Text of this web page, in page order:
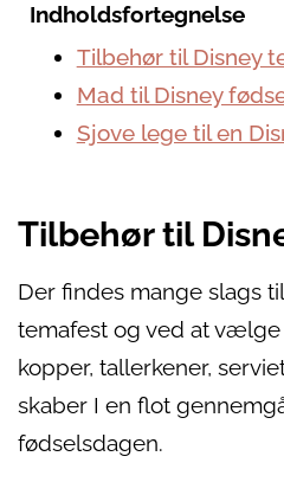
Indholdsfortegnelse
Tilbehør til Disney
Mad til Disney
Sjove lege til en
Tilbehør til
Der findes mange slags
temafest og ved at
kopper, tallerkener,
skaber I en flot
fødselsdagen.